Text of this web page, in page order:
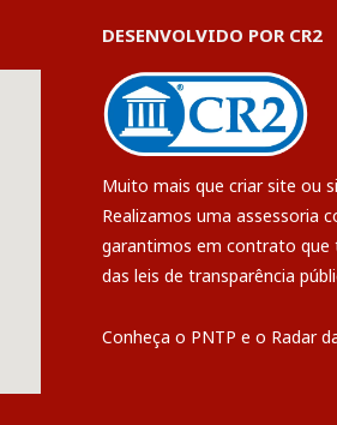
DESENVOLVIDO POR CR2
Muito mais que criar site ou
Realizamos uma assessoria
garantimos em contrato que
das leis de transparência
Conheça o PNTP e o Radar